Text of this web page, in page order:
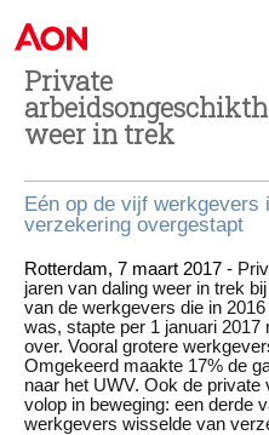
Private
weer in trek
Eén op de vijf werkgevers
verzekering overgestapt
Rotterdam, 7 maart 2017 -
jaren van daling weer in trek
van de werkgevers die in
was, stapte per 1 januari
over. Vooral grotere
Omgekeerd maakte 17% de
naar het UWV. Ook de
volop in beweging: een derde
werkgevers wisselde van